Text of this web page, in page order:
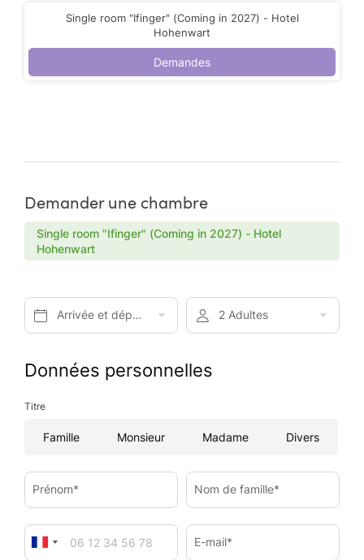
Single room "Ifinger" (Coming in 2027) - Hotel
Hohenwart
Demandes
Demander une chambre
Single room "Ifinger" (Coming in 2027) - Hotel
Hohenwart
Arrivée et départ* 2 Adultes
Données personnelles
Titre
Famille Monsieur Madame Divers
Prénom* Nom de famille*
E-mail*